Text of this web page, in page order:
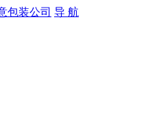
导 航